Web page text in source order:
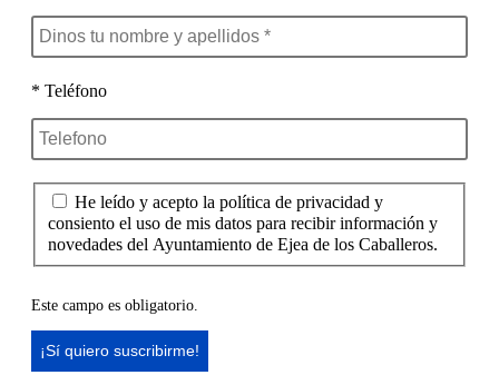
* Teléfono
He leído y acepto la política de privacidad y
consiento el uso de mis datos para recibir información y
novedades del Ayuntamiento de Ejea de los Caballeros.
Este campo es obligatorio.